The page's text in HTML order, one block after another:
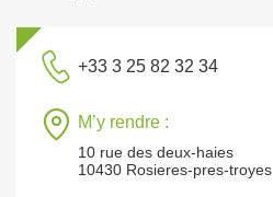
+33 3 25 82 32 34
M’y rendre :
10 rue des deux-haies
10430 Rosieres-pres-troyes